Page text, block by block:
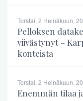
Torstai, 2 Heinäkuun,
Pelloksen
viivästynyt –
konteista
Torstai, 2 Heinäkuun,
Enemmän tilaa